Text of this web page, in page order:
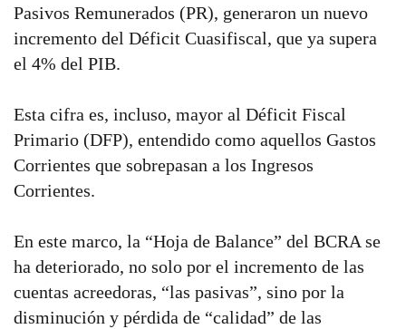
Pasivos Remunerados (PR), generaron un nuevo
incremento del Déficit Cuasifiscal, que ya supera
el 4% del PIB.
Esta cifra es, incluso, mayor al Déficit Fiscal
Primario (DFP), entendido como aquellos Gastos
Corrientes que sobrepasan a los Ingresos
Corrientes.
En este marco, la “Hoja de Balance” del BCRA se
ha deteriorado, no solo por el incremento de las
cuentas acreedoras, “las pasivas”, sino por la
disminución y pérdida de “calidad” de las